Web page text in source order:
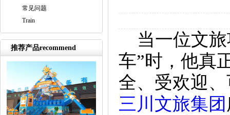
常见问题
Train
推荐产品recommend
当一位文旅
车”时，他真
全、受欢迎
三川文旅集团